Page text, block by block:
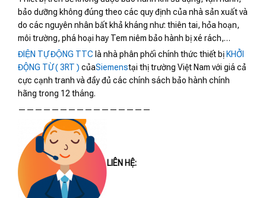
bảo dưỡng không đúng theo các quy định của nhà sản xuất và
do các nguyên nhân bất khả kháng như: thiên tai, hỏa hoạn,
môi trường, phá hoại hay Tem niêm bảo hành bị xé rách,…
ĐIỆN TỰ ĐỘNG TTC là nhà phân phối chính thức thiết bị KHỞI
ĐỘNG TỪ ( 3RT ) củaSiemenstại thị trường Việt Nam với giá cả
cực cạnh tranh và đầy đủ các chính sách bảo hành chính
hãng trong 12 tháng.
————————————————
LIÊN HỆ: